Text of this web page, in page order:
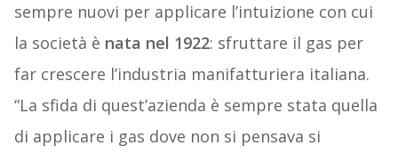
sempre nuovi per applicare l’intuizione con cui
la società è nata nel 1922: sfruttare il gas per
far crescere l’industria manifatturiera italiana.
“La sfida di quest’azienda è sempre stata quella
di applicare i gas dove non si pensava si